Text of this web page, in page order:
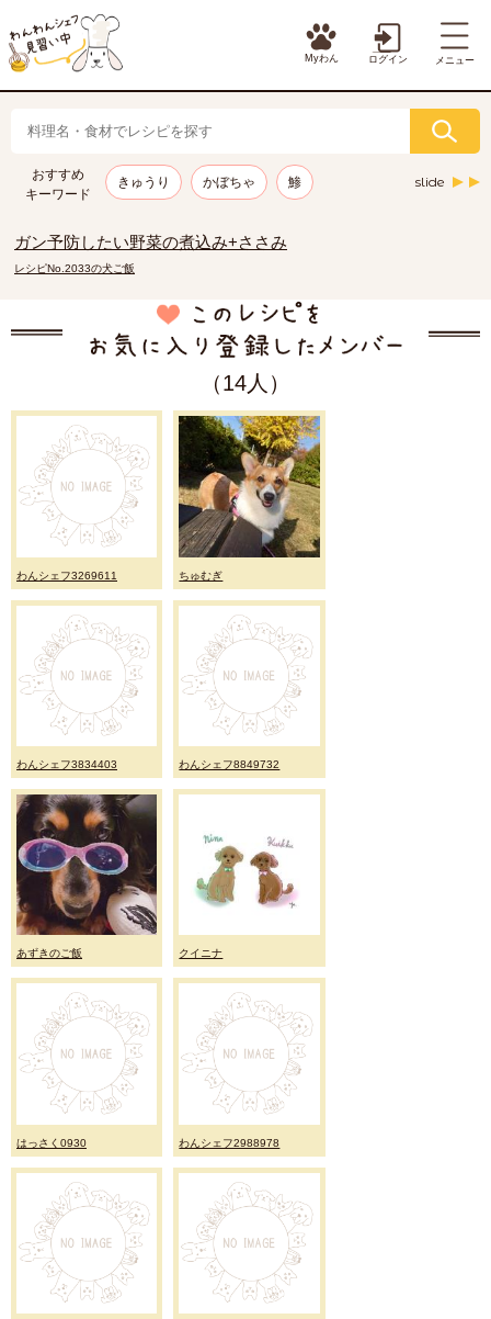
Myわん ログイン メニュー
おすすめ
キーワード
きゅうり かぼちゃ 鯵 slide
ガン予防したい野菜の煮込み+ささみ
レシピNo.2033の犬ご飯
（14人）
わんシェフ3269611 ちゅむぎ
わんシェフ3834403 わんシェフ8849732
あずきのご飯 クイニナ
はっさく0930 わんシェフ2988978